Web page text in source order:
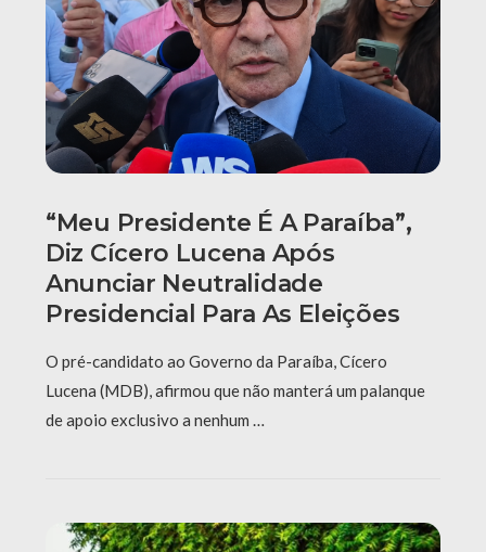
“Meu Presidente É A Paraíba”,
Diz Cícero Lucena Após
Anunciar Neutralidade
Presidencial Para As Eleições
O pré-candidato ao Governo da Paraíba, Cícero
Lucena (MDB), afirmou que não manterá um palanque
de apoio exclusivo a nenhum …